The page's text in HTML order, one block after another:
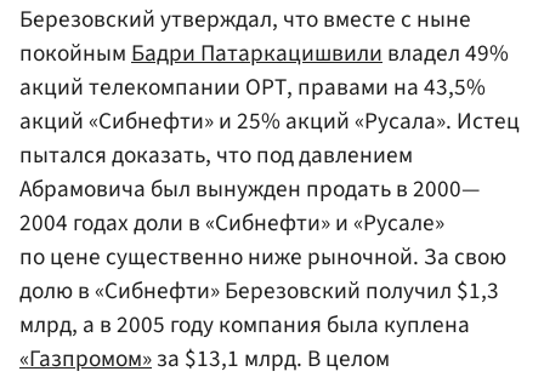
Березовский утверждал, что вместе с ныне
покойным Бадри Патаркацишвили владел 49%
акций телекомпании ОРТ, правами на 43,5%
акций «Сибнефти» и 25% акций «Русала». Истец
пытался доказать, что под давлением
Абрамовича был вынужден продать в 2000—
2004 годах доли в «Сибнефти» и «Русале»
по цене существенно ниже рыночной. За свою
долю в «Сибнефти» Березовский получил $1,3
млрд, а в 2005 году компания была куплена
«Газпромом»за $13,1 млрд. В целом